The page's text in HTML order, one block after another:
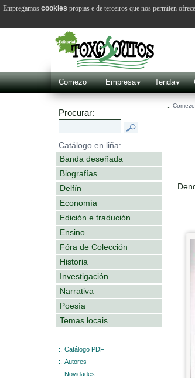
Comezo Empresa Tenda
Procurar:
Catálogo en liña:
Banda deseñada
Biografías
Delfín
Economía
Edición e tradución
Ensino
Fóra de Colección
Historia
Investigación
Narrativa
Poesía
Temas locais
:.
Catálogo PDF
:.
Autores
:.
Novidades
:: Comezo
Empregamos cookies propias e de terceiros que nos permiten